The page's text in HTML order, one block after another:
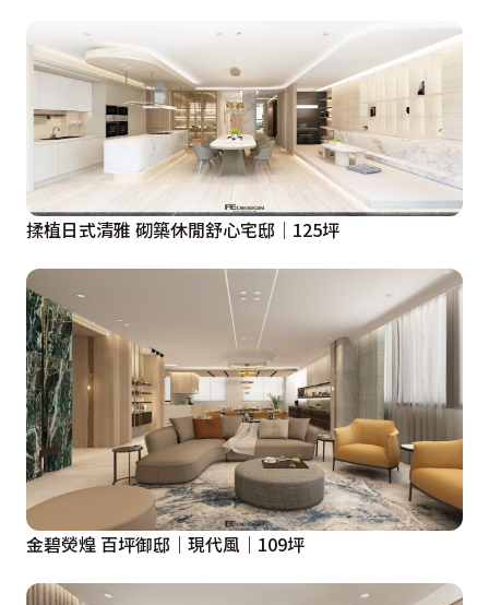
在上面擺設裝飾品點綴環境，兼具備餐檯的機能。
由於小女兒還在讀幼稚園，所以在設計上將小女生活潑的
感覺利用線條、顏色勾勒出來。用曲線、圓形來突顯兒童
房的趣味性，窗戶的設計也以弧度的轉角來修飾。主臥一
進門就設計收納包包的空間，另外這邊其實個隱藏式的化
妝台，可以收納女主人的化妝品，因為主臥室空間有限，
隱藏式的規劃可以減省空間，且視覺上較整齊。床頭的後
面的衣櫃可以收納非當季的衣服，床前面的衣櫃就以比較
常穿的衣服為主。
揉植日式清雅 砌築休閒舒心宅邸│125坪
金碧熒煌 百坪御邸｜現代風｜109坪